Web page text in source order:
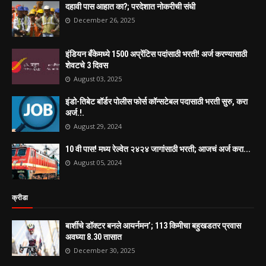
दहावी पास आहात का?; परदेशात नोकरीची संधी
December 26, 2025
इंडियन बँकेमध्ये 1500 अप्रेंटिस पदांसाठी भरती! अर्ज करण्यासाठी
शेवटचे 3 दिवस
August 03, 2025
इंडो-तिबेट बॉर्डर पोलीस फोर्स कॉन्सटेबल पदासाठी भरती सुरु, करा
अर्ज.!.
August 29, 2024
10 वी पास! मध्य रेल्वेत २४२४ जागांसाठी भरती; आजचं अर्ज करा...
August 05, 2024
क्रीडा
बार्शीचे डॉक्टर बनले आयर्नमन’; 113 किमीचा बहुखडतर प्रवास
अवघ्या 8.30 तासात
December 30, 2025